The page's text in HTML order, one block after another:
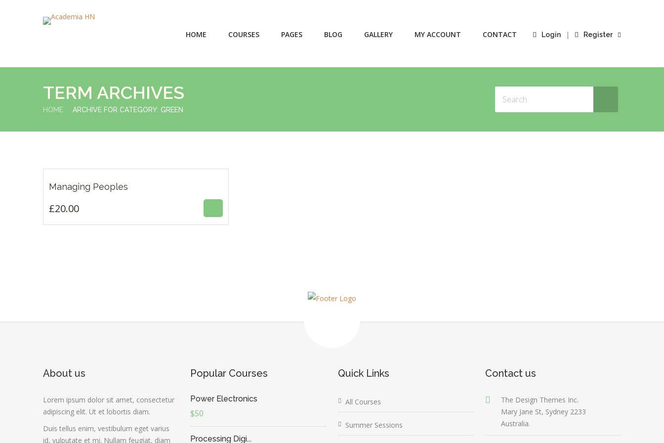
Login | Register
HOME COURSES PAGES BLOG GALLERY MY ACCOUNT CONTACT
TERM ARCHIVES
HOME ARCHIVE FOR CATEGORY: GREEN
Managing Peoples
£20.00ESTE
TIENE
4.33
£20.00
About us
Lorem ipsum dolor sit amet, consectetur
adipiscing elit. Ut et lobortis diam.
Duis tellus enim, vestibulum eget varius
id, vulputate et mi. Nullam feugiat, diam
Popular Courses
Power Electronics
$50
Processing Digi...
Quick Links
All Courses
Summer Sessions
Contact us
The Design Themes Inc.
Mary Jane St, Sydney 2233
Australia.